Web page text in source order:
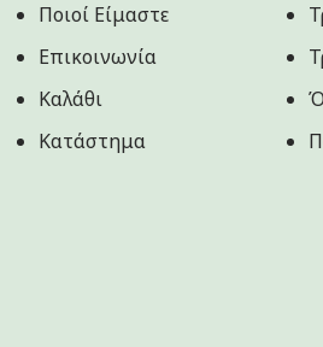
Ποιοί Είμαστε
Επικοινωνία
Καλάθι
Κατάστημα